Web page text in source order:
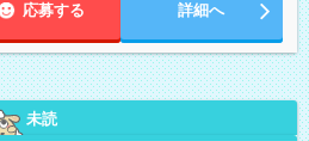
応募する 詳細へ
未読